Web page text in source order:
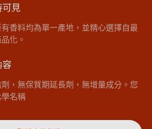
可見
香料均為單一產地，並精心選擇自最
化。
，無保質期延長劑，無增量成分。您
名稱